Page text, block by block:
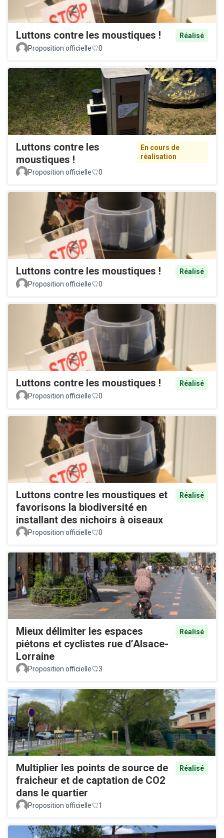
Luttons contre les moustiques !
Réalisé
Proposition officielle
0
Luttons contre les
moustiques !
En cours de
réalisation
Proposition officielle
0
Luttons contre les moustiques !
Réalisé
Proposition officielle
0
Luttons contre les moustiques !
Réalisé
Proposition officielle
0
Luttons contre les moustiques et
favorisons la biodiversité en
installant des nichoirs à oiseaux
Réalisé
Proposition officielle 0
Mieux délimiter les espaces
piétons et cyclistes rue d’Alsace-
Lorraine
Réalisé
Proposition officielle 3
Multiplier les points de source de
fraicheur et de captation de CO2
dans le quartier
Réalisé
Proposition officielle 1